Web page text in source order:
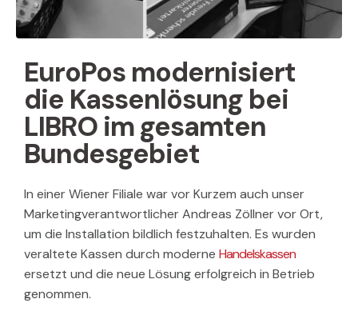
EuroPos modernisiert
die Kassenlösung bei
LIBRO im gesamten
Bundesgebiet
In einer Wiener Filiale war vor Kurzem auch unser
Marketingverantwortlicher Andreas Zöllner vor Ort,
um die Installation bildlich festzuhalten. Es wurden
veraltete Kassen durch moderne Handelskassen
ersetzt und die neue Lösung erfolgreich in Betrieb
genommen.